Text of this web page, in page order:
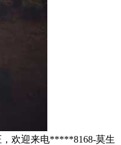
欢迎来电*****8168-莫生